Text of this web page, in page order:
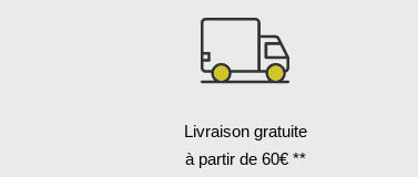
Livraison gratuite
à partir de 60€ **